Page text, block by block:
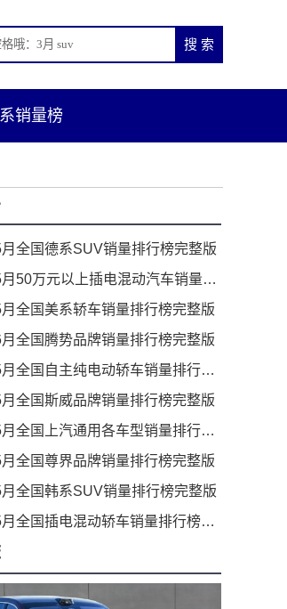
销量榜
全国德系SUV销量排行榜完整版
万元以上插电混动汽车销量排行榜（零售量）
全国美系轿车销量排行榜完整版
全国腾势品牌销量排行榜完整版
国自主纯电动轿车销量排行榜完整版(出口量
全国斯威品牌销量排行榜完整版
全国上汽通用各车型销量排行榜完整版
全国尊界品牌销量排行榜完整版
全国韩系SUV销量排行榜完整版
国插电混动轿车销量排行榜完整版(出口量